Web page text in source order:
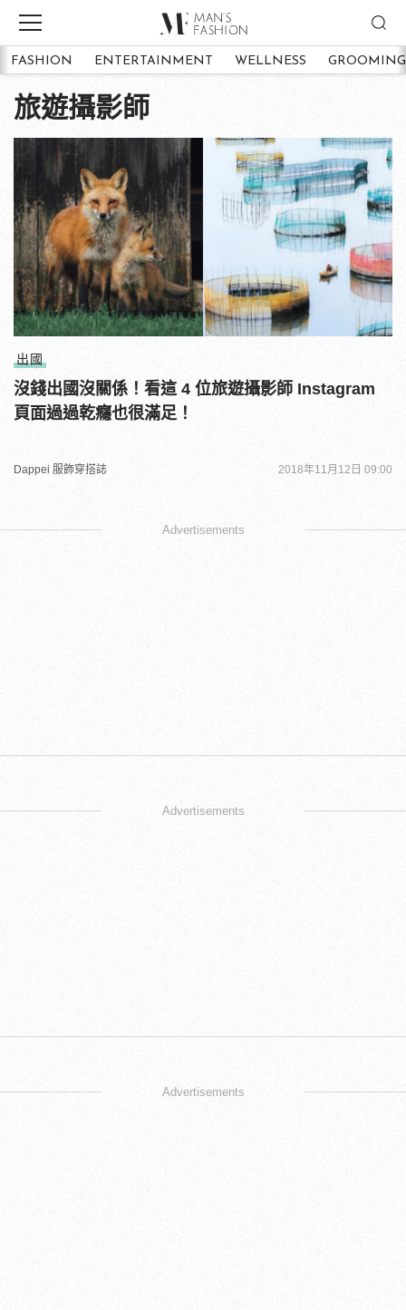
FASHION ENTERTAINMENT WELLNESS GROOMING
旅遊攝影師
出國
沒錢出國沒關係！看這 4 位旅遊攝影師 Instagram
頁面過過乾癮也很滿足！
Dappei 服飾穿搭誌 2018年11月12日 09:00
Advertisements
Advertisements
Advertisements